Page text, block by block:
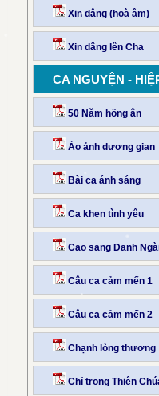
Xin dâng (hoà âm)
Xin dâng lên Cha
CA NGUYỆN -
50 Năm hồng ân
Ảo ảnh dương gian
Bài ca ánh sáng
Ca khen tình yêu
Cao sang Danh
Câu ca cảm mến 1
Câu ca cảm mến 2
Chạnh lòng thương
Chỉ trong Thiên